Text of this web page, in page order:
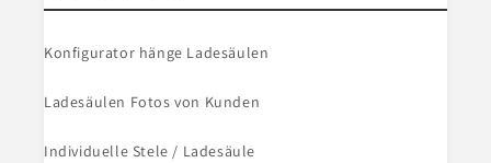
Konfigurator hänge Ladesäulen
Ladesäulen Fotos von Kunden
Individuelle Stele / Ladesäule